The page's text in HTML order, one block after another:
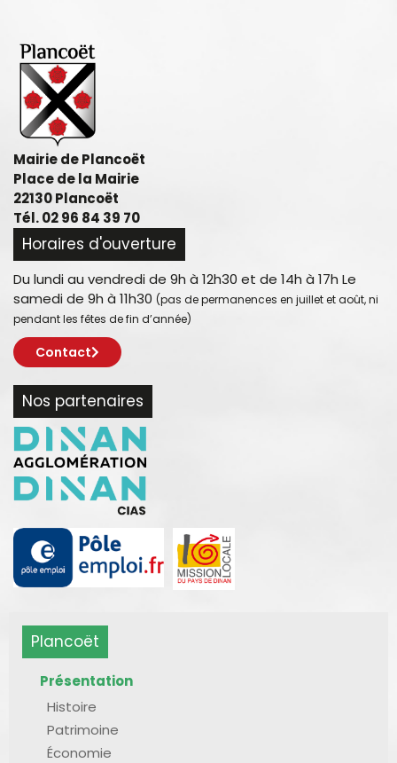
Mairie de Plancoët
Place de la Mairie
22130 Plancoët
Tél. 02 96 84 39 70
Horaires d'ouverture
Du lundi au vendredi de 9h à 12h30 et de 14h à 17h Le
samedi de 9h à 11h30 (pas de permanences en juillet et août, ni
pendant les fêtes de fin d’année)
Contact
Nos partenaires
Plancoët
Présentation
Histoire
Patrimoine
Économie